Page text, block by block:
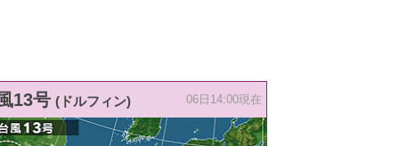
13号 (ドルフィン) 06日14:00現在